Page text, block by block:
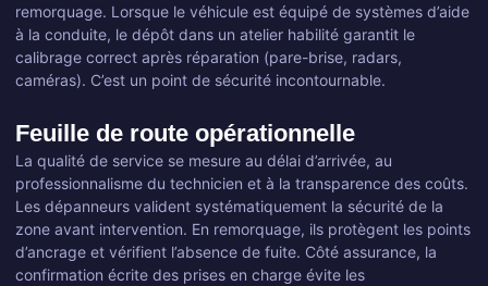
remorquage. Lorsque le véhicule est équipé de systèmes d’aide
à la conduite, le dépôt dans un atelier habilité garantit le
calibrage correct après réparation (pare-brise, radars,
caméras). C’est un point de sécurité incontournable.
Feuille de route opérationnelle
La qualité de service se mesure au délai d’arrivée, au
professionnalisme du technicien et à la transparence des coûts.
Les dépanneurs valident systématiquement la sécurité de la
zone avant intervention. En remorquage, ils protègent les points
d’ancrage et vérifient l’absence de fuite. Côté assurance, la
confirmation écrite des prises en charge évite les